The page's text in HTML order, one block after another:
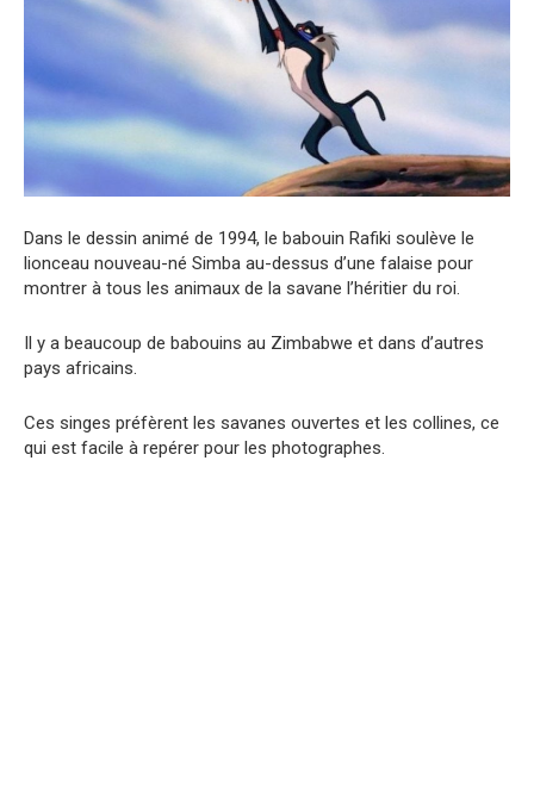
Dans le dessin animé de 1994, le babouin Rafiki soulève le
lionceau nouveau-né Simba au-dessus d’une falaise pour
montrer à tous les animaux de la savane l’héritier du roi.
Il y a beaucoup de babouins au Zimbabwe et dans d’autres
pays africains.
Ces singes préfèrent les savanes ouvertes et les collines, ce
qui est facile à repérer pour les photographes.